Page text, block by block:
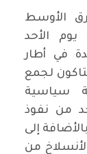
الأوسط
الأحد
في أطار
لجمع
سياسية
من نفوذ
إلى
من